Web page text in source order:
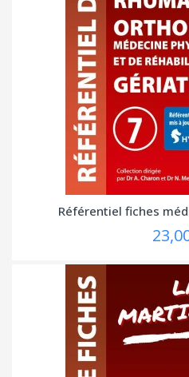
Référentiel fiches